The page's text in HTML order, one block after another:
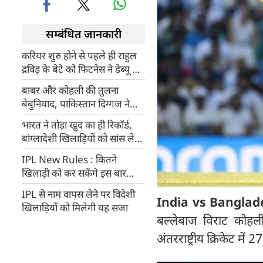
सम्बंधित जानकारी
करियर शुरु होने से पहले ही राहुल
द्रविड़ के बेटे को फिटनेस ने डेब्यू से
रोका
बाबर और कोहली की तुलना
बेबुनियाद, पाकिस्तान दिग्गज ने
दिया बड़ा बयान
भारत ने तोड़ा खुद का ही रिकॉर्ड,
बांग्लादेशी खिलाड़ियों को सांस लेने
तक का न दिया मौका
IPL New Rules : कितने
खिलाड़ी को कर सकेंगे इस बार
Retain, नियमों में क्या हुए
बदलाव, जानें सभी कुछ
IPL से नाम वापस लेने पर विदेशी
खिलाड़ियों को मिलेगी यह सजा
India vs
बल्लेबाज विराट
अंतरराष्ट्रीय क्रिकेट